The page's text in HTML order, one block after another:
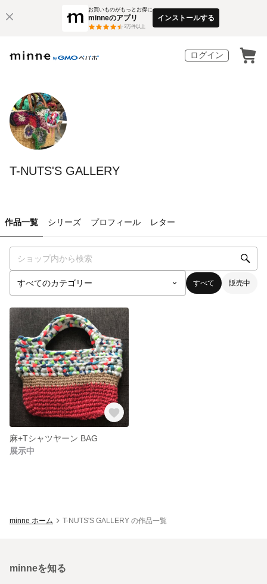
お買いものがもっとお得に
minneのアプリ
3万件以上
インストールする
ログイン
T-NUTS'S GALLERY
作品一覧 シリーズ プロフィール レター
すべて 販売中
麻+Tシャツヤーン BAG
展示中
minne ホーム T-NUTS'S GALLERY の作品一覧
minneを知る